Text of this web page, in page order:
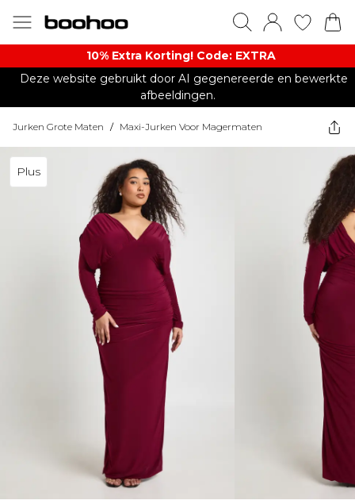
10% Extra Korting! Code: EXTRA​
Deze website gebruikt door AI gegenereerde en bewerkte
afbeeldingen.
Jurken Grote Maten / Maxi-Jurken Voor Magermaten
Plus